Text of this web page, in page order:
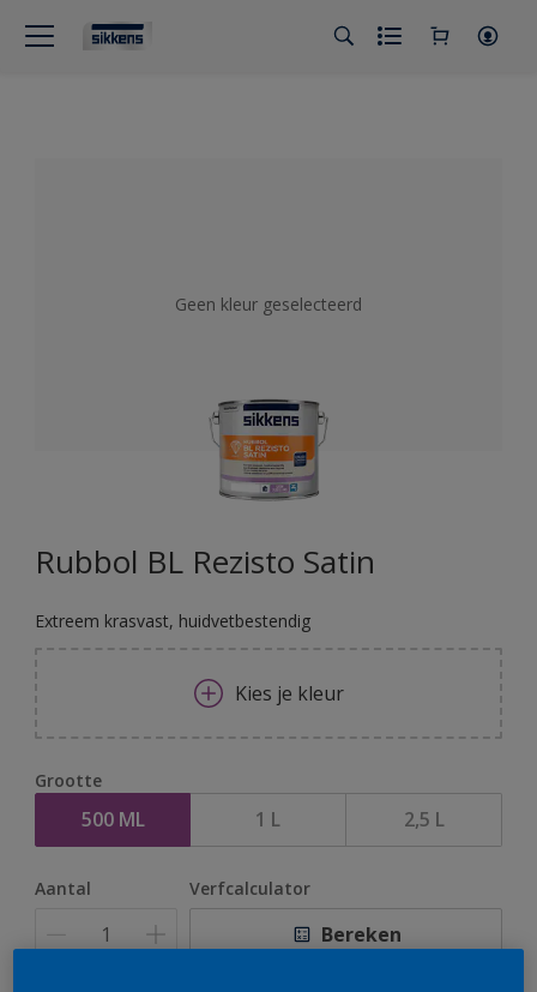
Geen kleur geselecteerd
Rubbol BL Rezisto Satin
Extreem krasvast, huidvetbestendig
Kies je kleur
Grootte
500 ML 1 L 2,5 L
Aantal Verfcalculator
Bereken